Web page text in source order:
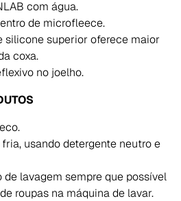
com água.
de microfleece.
silicone superior oferece maior
coxa.
no joelho.
usando detergente neutro e
lavagem sempre que possível
roupas na máquina de lavar.